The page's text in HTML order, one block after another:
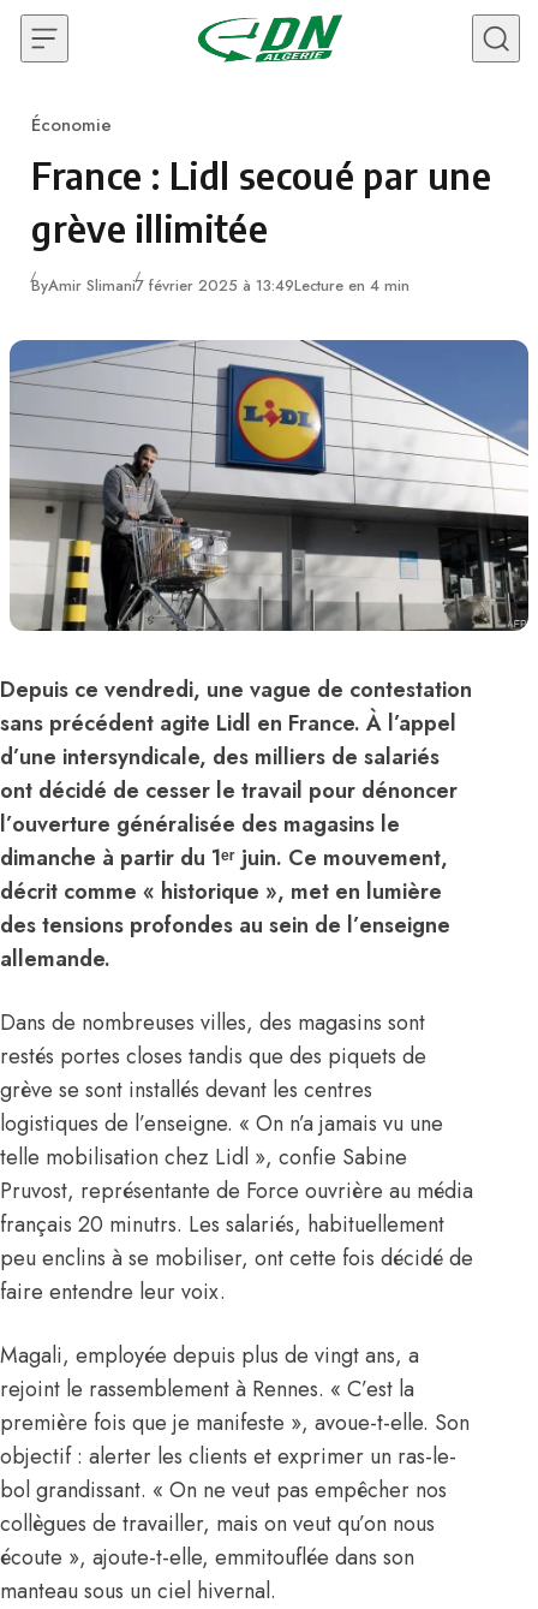
Skip to content
Category
Économie
France : Lidl secoué par une
grève illimitée
ByAmir Slimani7 février 2025 à 13:49Lecture en 4 min
Depuis ce vendredi, une vague de contestation
sans précédent agite Lidl en France. À l’appel
d’une intersyndicale, des milliers de salariés
ont décidé de cesser le travail pour dénoncer
l’ouverture généralisée des magasins le
dimanche à partir du 1ᵉʳ juin. Ce mouvement,
décrit comme « historique », met en lumière
des tensions profondes au sein de l’enseigne
allemande.
Dans de nombreuses villes, des magasins sont
restés portes closes tandis que des piquets de
grève se sont installés devant les centres
logistiques de l’enseigne. « On n’a jamais vu une
telle mobilisation chez Lidl », confie Sabine
Pruvost, représentante de Force ouvrière au média
français 20 minutrs. Les salariés, habituellement
peu enclins à se mobiliser, ont cette fois décidé de
faire entendre leur voix.
Magali, employée depuis plus de vingt ans, a
rejoint le rassemblement à Rennes. « C’est la
première fois que je manifeste », avoue-t-elle. Son
objectif : alerter les clients et exprimer un ras-le-
bol grandissant. « On ne veut pas empêcher nos
collègues de travailler, mais on veut qu’on nous
écoute », ajoute-t-elle, emmitouflée dans son
manteau sous un ciel hivernal.